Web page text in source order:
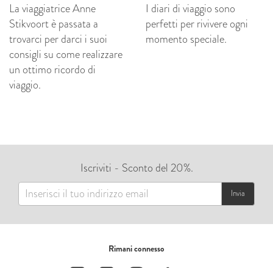
La viaggiatrice Anne
Stikvoort è passata a
trovarci per darci i suoi
consigli su come realizzare
un ottimo ricordo di
viaggio.
I diari di viaggio sono
perfetti per rivivere ogni
momento speciale.
Iscriviti - Sconto del 20%.
Invia
Rimani connesso